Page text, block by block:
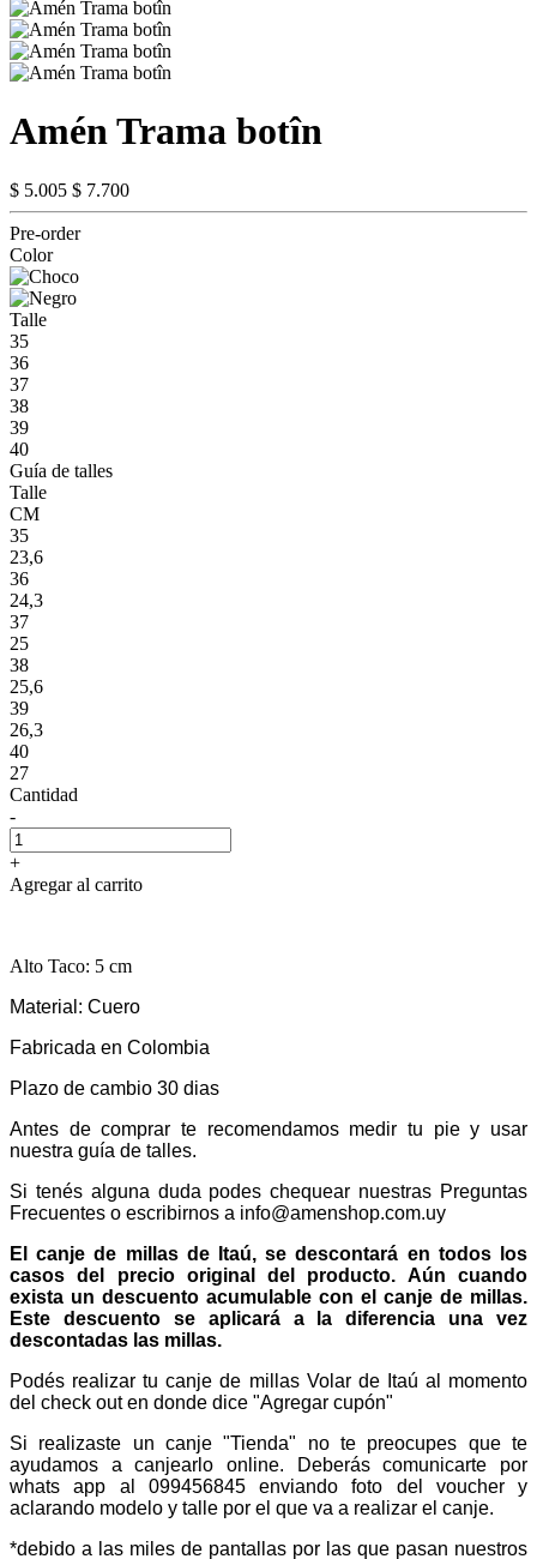
Amén Trama botîn
$ 5.005 $ 7.700
Pre-order
Color
Talle
35
36
37
38
39
40
Guía de talles
Talle
CM
35
23,6
36
24,3
37
25
38
25,6
39
26,3
40
27
Cantidad
-
+
Agregar al carrito
Alto Taco: 5 cm
Material: Cuero
Fabricada en Colombia
Plazo de cambio 30 dias
Antes de comprar te recomendamos medir tu pie y usar
nuestra guía de talles.
Si tenés alguna duda podes chequear nuestras Preguntas
Frecuentes o escribirnos a info@amenshop.com.uy
El canje de millas de Itaú, se descontará en todos los
casos del precio original del producto. Aún cuando
exista un descuento acumulable con el canje de millas.
Este descuento se aplicará a la diferencia una vez
descontadas las millas.
Podés realizar tu canje de millas Volar de Itaú al momento
del check out en donde dice "Agregar cupón"
Si realizaste un canje "Tienda" no te preocupes que te
ayudamos a canjearlo online. Deberás comunicarte por
whats app al 099456845 enviando foto del voucher y
aclarando modelo y talle por el que va a realizar el canje.
*debido a las miles de pantallas por las que pasan nuestros